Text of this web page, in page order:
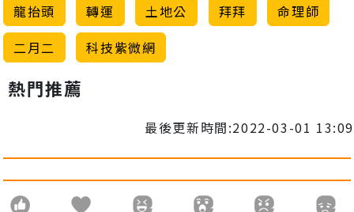
龍抬頭 轉運 土地公 拜拜
命理師
二月二
科技紫微網
熱門推薦
最後更新時間:2022-03-01 13:09